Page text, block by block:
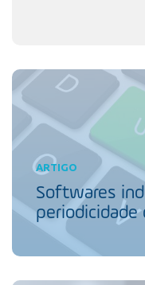
ARTIGO
Softwares
periodicidade